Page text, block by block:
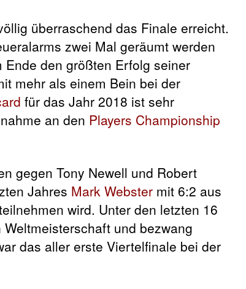
überraschend das Finale erreicht.
zwei Mal geräumt werden
den größten Erfolg seiner
mehr als einem Bein bei der
für das Jahr 2018 ist sehr
an den Players Championship
gegen Tony Newell und Robert
Jahres Mark Webster mit 6:2 aus
wird. Unter den letzten 16
und bezwang
das aller erste Viertelfinale bei der